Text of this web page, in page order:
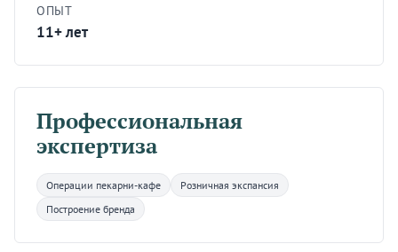
ОПЫТ
11+ лет
Профессиональная
экспертиза
Операции пекарни-кафе
Розничная экспансия
Построение бренда